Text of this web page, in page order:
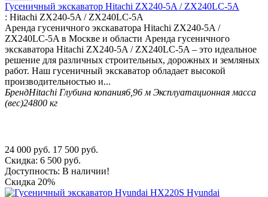
Гусеничный экскаватор Hitachi ZX240-5A / ZX240LC-5A
: Hitachi ZX240-5A / ZX240LC-5A
Аренда гусеничного экскаватора Hitachi ZX240-5A /
ZX240LC-5A в Москве и области Аренда гусеничного
экскаватора Hitachi ZX240-5A / ZX240LC-5A – это идеальное
решение для различных строительных, дорожных и земляных
работ. Наш гусеничный экскаватор обладает высокой
производительностью и...
БрендHitachi Глубина копания6,96 м Эксплуатационная масса
(вес)24800 кг
24 000 руб. 17 500 руб.
Скидка: 6 500 руб.
Доступность: В наличии!
Скидка 20%